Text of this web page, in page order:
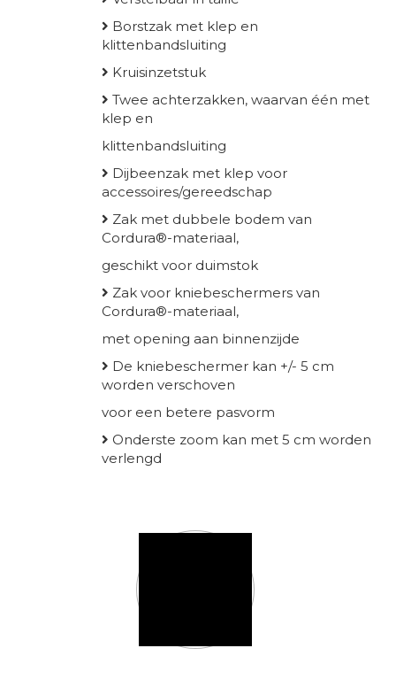
Borstzak met klep en
klittenbandsluiting
Kruisinzetstuk
Twee achterzakken, waarvan één met
klep en
klittenbandsluiting
Dijbeenzak met klep voor
accessoires/gereedschap
Zak met dubbele bodem van
Cordura®-materiaal,
geschikt voor duimstok
Zak voor kniebeschermers van
Cordura®-materiaal,
met opening aan binnenzijde
De kniebeschermer kan +/- 5 cm
worden verschoven
voor een betere pasvorm
Onderste zoom kan met 5 cm worden
verlengd